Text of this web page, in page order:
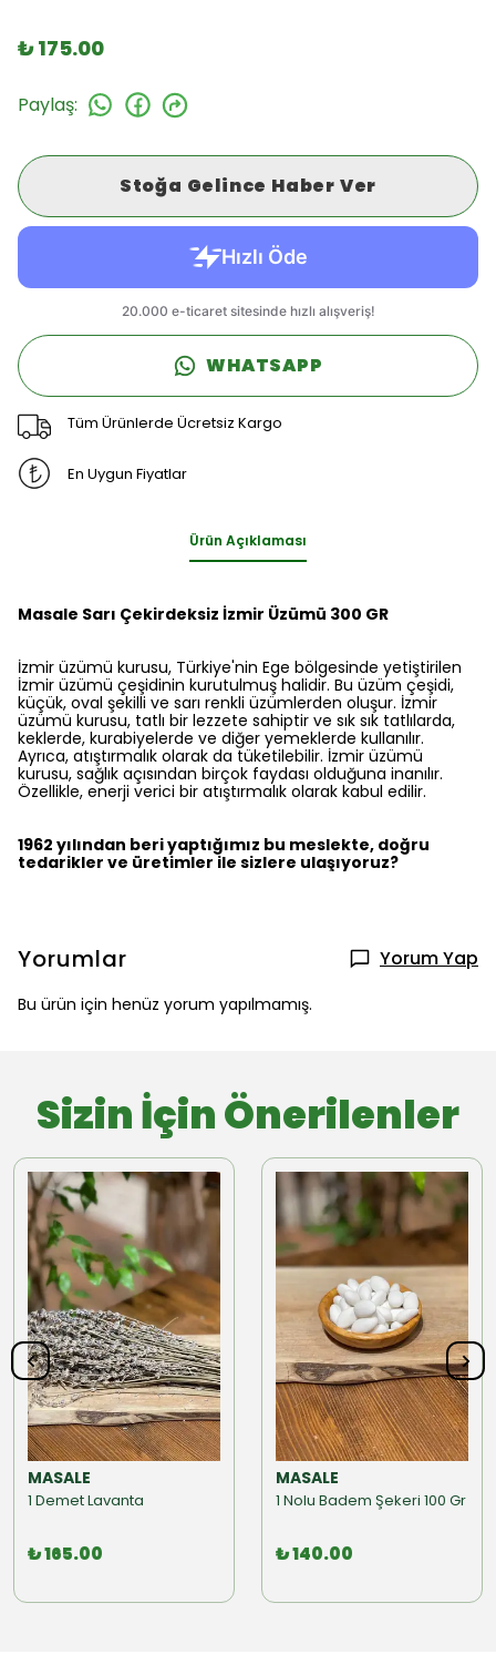
₺ 175.00
Paylaş:
Stoğa Gelince Haber Ver
WHATSAPP
Tüm Ürünlerde Ücretsiz Kargo
En Uygun Fiyatlar
Ürün Açıklaması
Masale Sarı Çekirdeksiz İzmir Üzümü 300 GR
İzmir üzümü kurusu, Türkiye'nin Ege bölgesinde yetiştirilen
İzmir üzümü çeşidinin kurutulmuş halidir. Bu üzüm çeşidi,
küçük, oval şekilli ve sarı renkli üzümlerden oluşur. İzmir
üzümü kurusu, tatlı bir lezzete sahiptir ve sık sık tatlılarda,
keklerde, kurabiyelerde ve diğer yemeklerde kullanılır.
Ayrıca, atıştırmalık olarak da tüketilebilir. İzmir üzümü
kurusu, sağlık açısından birçok faydası olduğuna inanılır.
Özellikle, enerji verici bir atıştırmalık olarak kabul edilir.
1962 yılından beri yaptığımız bu meslekte, doğru
tedarikler ve üretimler ile sizlere ulaşıyoruz?
Yorumlar Yorum Yap
Bu ürün için henüz yorum yapılmamış.
Sizin İçin Önerilenler
MASALE
1 Demet Lavanta
₺ 165.00
MASALE
1 Nolu Badem Şekeri 100 Gr
₺ 140.00